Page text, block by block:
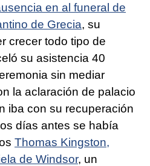
en al funeral de
de Grecia, su
crecer todo tipo de
su asistencia 40
sin mediar
la aclaración de palacio
iba con su recuperación
días antes se había
Thomas Kingston,
de Windsor, un